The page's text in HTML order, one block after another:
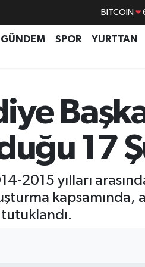
BITCOIN
GRAM ALTIN
GÜNDEM SPOR YURTTAN
17
2015 yılları
kapsamında,